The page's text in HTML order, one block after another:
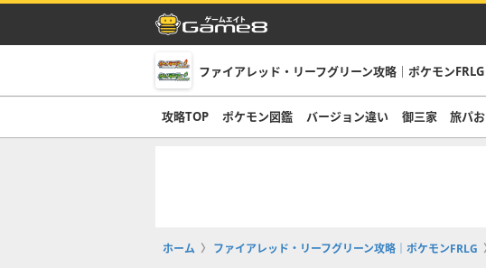
ファイアレッド・リーフグリーン攻略｜ポケモンFRLG
攻略TOP ポケモン図鑑 バージョン違い 御三家 旅パ
ホーム ファイアレッド・リーフグリーン攻略｜ポケモンFRLG